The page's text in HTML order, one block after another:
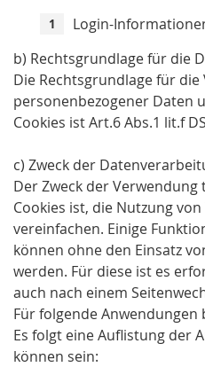
Login-
b) Rechtsgrundlage für die
Die Rechtsgrundlage für
personenbezogener Daten
Cookies ist Art.6 Abs.1 lit.f
c) Zweck der
Der Zweck der
Cookies ist, die Nutzung
vereinfachen. Einige
können ohne den Einsatz
werden. Für diese ist es
auch nach einem
Für folgende Anwendungen
Es folgt eine Auflistung der
können sein: